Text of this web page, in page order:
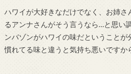
ハワイが大好きなだけでなく、お姉さ
るアンナさんがそう言うなら…と思い
ンバゾンがハワイの味だということ
慣れてる味と違うと気持ち悪いですか